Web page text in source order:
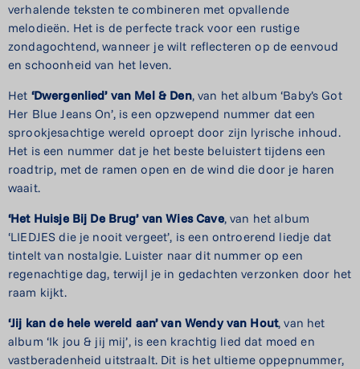
verhalende teksten te combineren met opvallende
melodieën. Het is de perfecte track voor een rustige
zondagochtend, wanneer je wilt reflecteren op de eenvoud
en schoonheid van het leven.
Het ‘Dwergenlied’ van Mel & Den, van het album ‘Baby’s Got
Her Blue Jeans On’, is een opzwepend nummer dat een
sprookjesachtige wereld oproept door zijn lyrische inhoud.
Het is een nummer dat je het beste beluistert tijdens een
roadtrip, met de ramen open en de wind die door je haren
waait.
‘Het Huisje Bij De Brug’ van Wies Cave, van het album
‘LIEDJES die je nooit vergeet’, is een ontroerend liedje dat
tintelt van nostalgie. Luister naar dit nummer op een
regenachtige dag, terwijl je in gedachten verzonken door het
raam kijkt.
‘Jij kan de hele wereld aan’ van Wendy van Hout, van het
album ‘Ik jou & jij mij’, is een krachtig lied dat moed en
vastberadenheid uitstraalt. Dit is het ultieme oppepnummer,